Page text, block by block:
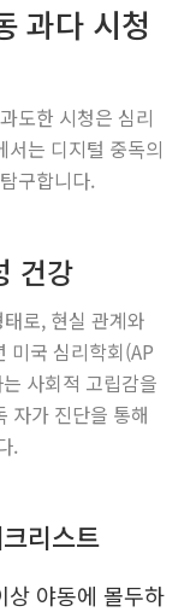
과다 시청
도한 시청은 심리
서는 디지털 중독의
구합니다.
건강
로, 현실 관계와
미국 심리학회(AP
사회적 고립감을
자가 진단을 통해
.
리스트
상 야동에 몰두하